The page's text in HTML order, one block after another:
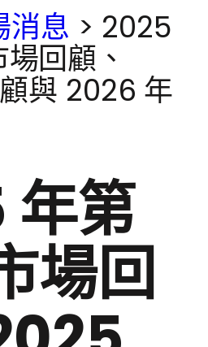
消息 > 2025
回顧、
與 2026 年
第
場回